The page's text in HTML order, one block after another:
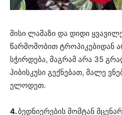
მისი ლამაზი და დიდი
წარმოშობით ტროპიკებიდან
სჭირდება, მაგრამ არა 35
ჰიბისკუსი გექნებათ, მალე
ელოდეთ.
4.ბედნიერების მომტან